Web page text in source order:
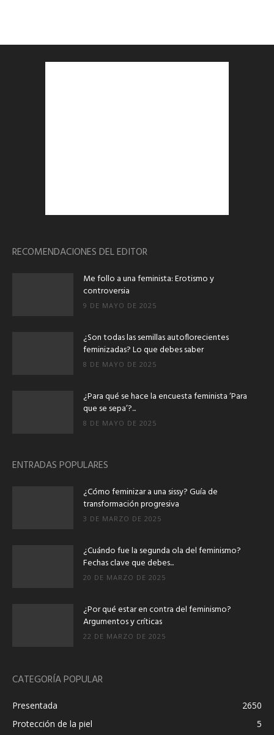
RECOMENDACIONES DEL EDITOR
Me follo a una feminista: Erotismo y
controversia
9 DE MAYO DE 2025
¿Son todas las semillas autoflorecientes
feminizadas? Lo que debes saber
8 DE MAYO DE 2025
¿Para qué se hace la encuesta feminista ‘Para
que se sepa’?...
8 DE MAYO DE 2025
ENTRADAS POPULARES
¿Cómo feminizar a una sissy? Guía de
transformación progresiva
3 DE MARZO DE 2025
¿Cuándo fue la segunda ola del feminismo?
Fechas clave que debes...
20 DE MARZO DE 2025
¿Por qué estar en contra del feminismo?
Argumentos y críticas
22 DE MARZO DE 2025
CATEGORÍA POPULAR
Presentada
2650
Protección de la piel
5